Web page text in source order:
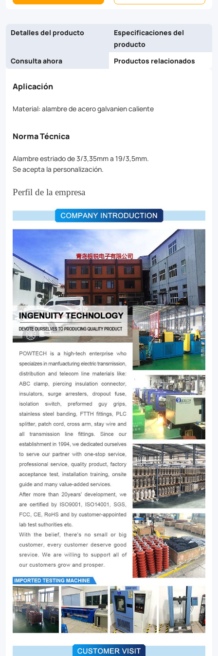
Order
and
experience
the
difference!
Detalles del producto
Especificaciones del
producto
Consulta ahora
Productos relacionados
Aplicación
Material: alambre de acero galvanien caliente
Norma Técnica
Alambre estriado de 3/3,35mm a 19/3,5mm.
Se acepta la personalización.
Perfil de la empresa